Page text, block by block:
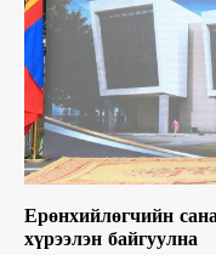
Ерөнхийлөгчийн
хүрээлэн байгуулна